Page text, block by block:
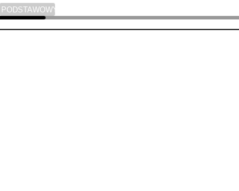
PODSTAWOWY